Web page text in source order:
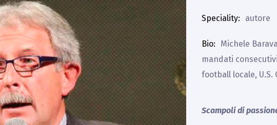
Speciality autore
Bio
Michele
mandati
football locale, U.S.
Scampoli di